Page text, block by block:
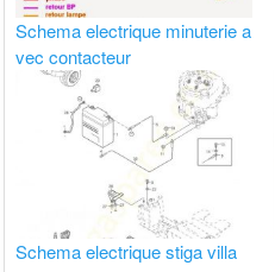
Schema electrique minuterie a
vec contacteur
Schema electrique stiga villa